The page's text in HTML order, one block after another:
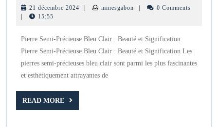
Pierres
Semi-
21 décembre 2024 21| minesgabon minesgabon
|
0 Comments
|
15:55
Pierre Semi-Précieuse Bleu Clair : Beauté et Signification
Pierre Semi-Précieuse Bleu Clair : Beauté et Signification Les
pierres semi-précieuses bleu clair sont parmi les plus fascinantes
et esthétiquement attrayantes de
READ MORE
READ
MORE